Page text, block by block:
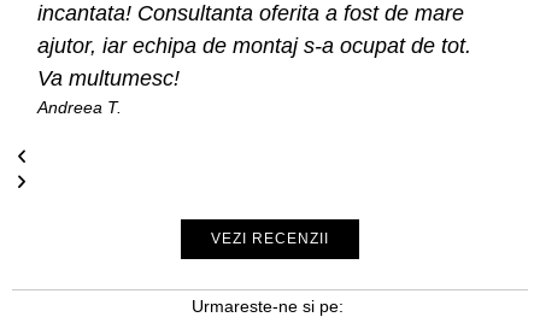
incantata! Consultanta oferita a fost de mare
ajutor, iar echipa de montaj s-a ocupat de tot.
Va multumesc!
Andreea T.
VEZI RECENZII
Urmareste-ne si pe: